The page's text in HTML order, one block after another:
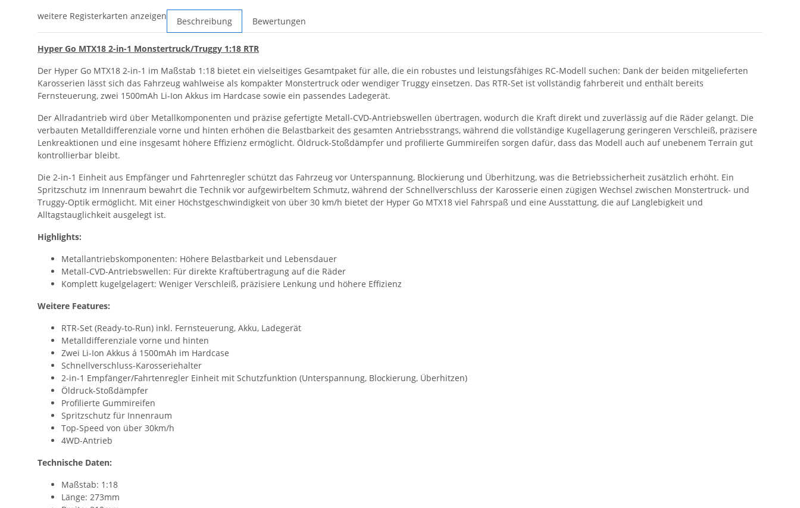
weitere Registerkarten anzeigen Beschreibung Bewertungen
Hyper Go MTX18 2-in-1 Monstertruck/Truggy 1:18 RTR
Der Hyper Go MTX18 2-in-1 im Maßstab 1:18 bietet ein vielseitiges Gesamtpaket für alle, die ein robustes und leistungsfähiges RC-Modell suchen: Dank der beiden mitgelieferten
Karosserien lässt sich das Fahrzeug wahlweise als kompakter Monstertruck oder wendiger Truggy einsetzen. Das RTR-Set ist vollständig fahrbereit und enthält bereits
Fernsteuerung, zwei 1500mAh Li-Ion Akkus im Hardcase sowie ein passendes Ladegerät.
Der Allradantrieb wird über Metallkomponenten und präzise gefertigte Metall-CVD-Antriebswellen übertragen, wodurch die Kraft direkt und zuverlässig auf die Räder gelangt. Die
verbauten Metalldifferenziale vorne und hinten erhöhen die Belastbarkeit des gesamten Antriebsstrangs, während die vollständige Kugellagerung geringeren Verschleiß, präzisere
Lenkreaktionen und eine insgesamt höhere Effizienz ermöglicht. Öldruck-Stoßdämpfer und profilierte Gummireifen sorgen dafür, dass das Modell auch auf unebenem Terrain gut
kontrollierbar bleibt.
Die 2-in-1 Einheit aus Empfänger und Fahrtenregler schützt das Fahrzeug vor Unterspannung, Blockierung und Überhitzung, was die Betriebssicherheit zusätzlich erhöht. Ein
Spritzschutz im Innenraum bewahrt die Technik vor aufgewirbeltem Schmutz, während der Schnellverschluss der Karosserie einen zügigen Wechsel zwischen Monstertruck- und
Truggy-Optik ermöglicht. Mit einer Höchstgeschwindigkeit von über 30 km/h bietet der Hyper Go MTX18 viel Fahrspaß und eine Ausstattung, die auf Langlebigkeit und
Alltagstauglichkeit ausgelegt ist.
Highlights:
Metallantriebskomponenten: Höhere Belastbarkeit und Lebensdauer
Metall-CVD-Antriebswellen: Für direkte Kraftübertragung auf die Räder
Komplett kugelgelagert: Weniger Verschleiß, präzisiere Lenkung und höhere Effizienz
Weitere Features:
RTR-Set (Ready-to-Run) inkl. Fernsteuerung, Akku, Ladegerät
Metalldifferenziale vorne und hinten
Zwei Li-Ion Akkus á 1500mAh im Hardcase
Schnellverschluss-Karosseriehalter
2-in-1 Empfänger/Fahrtenregler Einheit mit Schutzfunktion (Unterspannung, Blockierung, Überhitzen)
Öldruck-Stoßdämpfer
Profilierte Gummireifen
Spritzschutz für Innenraum
Top-Speed von über 30km/h
4WD-Antrieb
Technische Daten:
Maßstab: 1:18
Länge: 273mm